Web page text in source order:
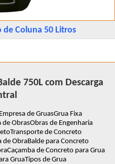
de Coluna 50 Litros
750L com Descarga
Empresa de GruasGrua Fixa
de ObrasObras de Engenharia
Transporte de Concreto
de ObraBalde para Concreto
Caçamba de Concreto para Grua
GruaTipos de Grua